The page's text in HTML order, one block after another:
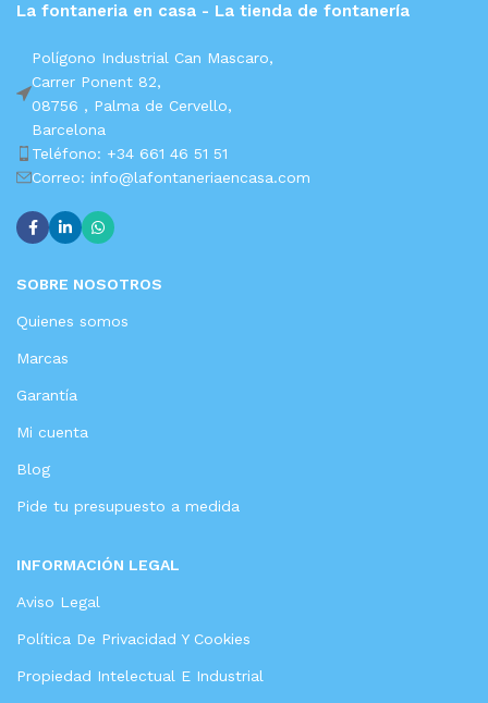
La fontaneria en casa - La tienda de fontanería
Polígono Industrial Can Mascaro,
Carrer Ponent 82,
08756 , Palma de Cervello,
Barcelona
Teléfono: +34 661 46 51 51
Correo: info@lafontaneriaencasa.com
SOBRE NOSOTROS
Quienes somos
Marcas
Garantía
Mi cuenta
Blog
Pide tu presupuesto a medida
INFORMACIÓN LEGAL
Aviso Legal
Política De Privacidad Y Cookies
Propiedad Intelectual E Industrial